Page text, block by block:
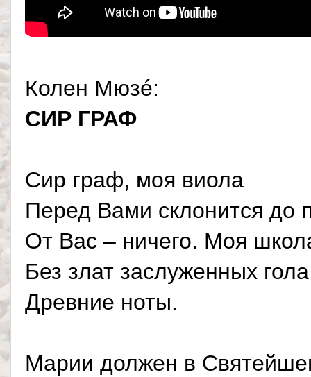
Колен Мюзé:
CИР ГРАФ
Сир граф, моя виола
Перед Вами склонится до
От Вас – ничего. Моя
Без злат заслуженных
Древние ноты.
Марии должен в